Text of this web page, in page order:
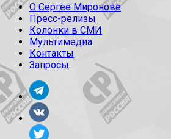
О Сергее Миронове
Пресс-релизы
Колонки в СМИ
Мультимедиа
Контакты
Запросы